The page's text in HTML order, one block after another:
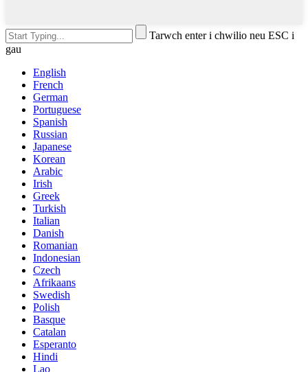
Tarwch enter i chwilio neu ESC i
gau
English
French
German
Portuguese
Spanish
Russian
Japanese
Korean
Arabic
Irish
Greek
Turkish
Italian
Danish
Romanian
Indonesian
Czech
Afrikaans
Swedish
Polish
Basque
Catalan
Esperanto
Hindi
Lao